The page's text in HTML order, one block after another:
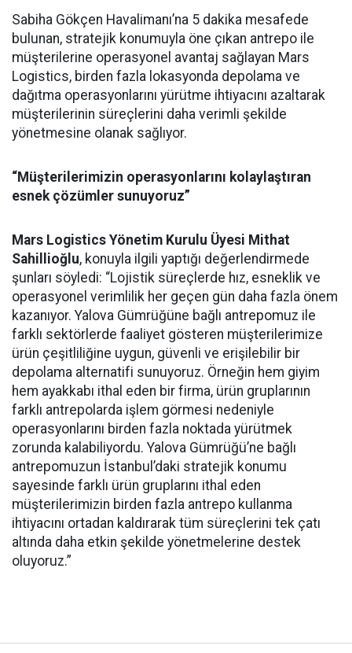
Sabiha Gökçen Havalimanı’na 5 dakika mesafede
bulunan, stratejik konumuyla öne çıkan antrepo ile
müşterilerine operasyonel avantaj sağlayan Mars
Logistics, birden fazla lokasyonda depolama ve
dağıtma operasyonlarını yürütme ihtiyacını azaltarak
müşterilerinin süreçlerini daha verimli şekilde
yönetmesine olanak sağlıyor.
“Müşterilerimizin operasyonlarını kolaylaştıran
esnek çözümler sunuyoruz”
Mars Logistics Yönetim Kurulu Üyesi Mithat
Sahillioğlu, konuyla ilgili yaptığı değerlendirmede
şunları söyledi: “Lojistik süreçlerde hız, esneklik ve
operasyonel verimlilik her geçen gün daha fazla önem
kazanıyor. Yalova Gümrüğüne bağlı antrepomuz ile
farklı sektörlerde faaliyet gösteren müşterilerimize
ürün çeşitliliğine uygun, güvenli ve erişilebilir bir
depolama alternatifi sunuyoruz. Örneğin hem giyim
hem ayakkabı ithal eden bir firma, ürün gruplarının
farklı antrepolarda işlem görmesi nedeniyle
operasyonlarını birden fazla noktada yürütmek
zorunda kalabiliyordu. Yalova Gümrüğü’ne bağlı
antrepomuzun İstanbul’daki stratejik konumu
sayesinde farklı ürün gruplarını ithal eden
müşterilerimizin birden fazla antrepo kullanma
ihtiyacını ortadan kaldırarak tüm süreçlerini tek çatı
altında daha etkin şekilde yönetmelerine destek
oluyoruz.”